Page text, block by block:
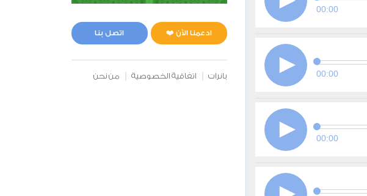
00:00
00:00
00:00
ادعمنا الآن ❤️ اتصل بنا
بانرات اتفاقية الخصوصية من نحن